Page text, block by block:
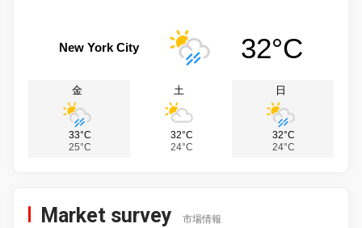
New York City 32°C
金
33°C
25°C
土
32°C
24°C
日
32°C
24°C
Market survey 市場情報